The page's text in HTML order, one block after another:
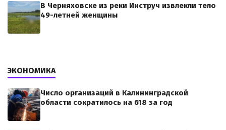
В Черняховске из реки Инструч извлекли тело
49-летней женщины
ЭКОНОМИКА
Число организаций в Калининградской
области сократилось на 618 за год